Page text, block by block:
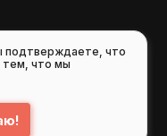
подтверждаете, что
тем, что мы